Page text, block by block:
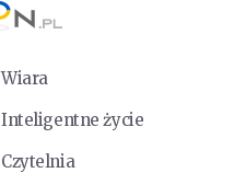
Wiara
Inteligentne życie
Czytelnia